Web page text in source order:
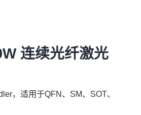
连续光纤激光
，适用于QFN、SM、SOT、